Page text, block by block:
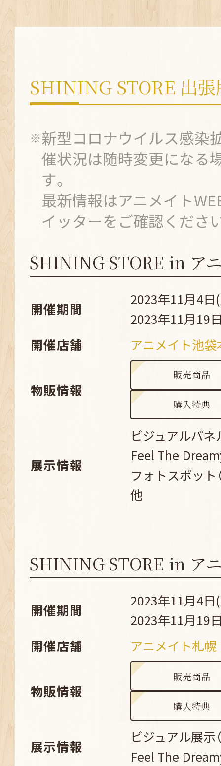
SHINING STORE 出張
新型コロナウイルス感染
催状況は随時変更になる
す。
最新情報はアニメイト
イッターをご確認くださ
SHINING STORE in ア
開催期間
2023年11月4日
2023年11月19
開催店舗
アニメイト池袋
物販情報
販売商品
購入特典
展示情報
ビジュアルパ
Feel The
フォトスポット
他
SHINING STORE in ア
開催期間
2023年11月4日
2023年11月19
開催店舗
アニメイト札幌
物販情報
販売商品
購入特典
展示情報
ビジュアル展
Feel The